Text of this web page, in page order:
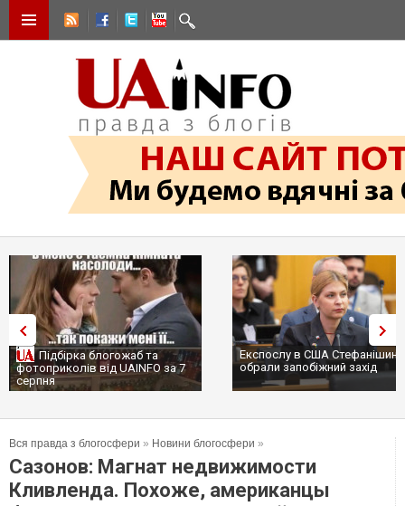
Підбірка блогожаб та
фотоприколів від UAINFO за 7
серпня
Експослу в США Стефанішиній
обрали запобіжний захід
Вся правда з блогосфери » Новини блогосфери »
Сазонов: Магнат недвижимости
Кливленда. Похоже, американцы